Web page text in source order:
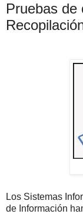
Pruebas de
Los Sistemas
de Información